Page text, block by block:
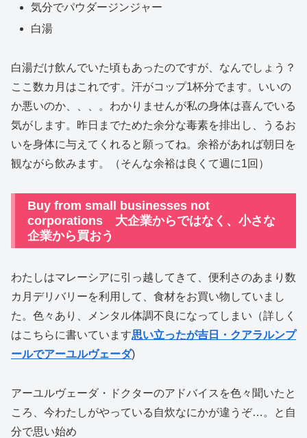
気分でパウダージンジャー
白湯
白湯だけ飲んでいた頃もあったのですが、なんでしょう？
ここ数カ月はこれです。汗がコップ1杯分でます。いいの
か悪いのか、、、。わかりませんが私の身体は喜んでいる
気がします。昨日までためた余分な毒素を排出し、うるお
いを身体に与えてくれると願ってね。余裕があれば朝日を
観ながら飲みます。（そんな余裕は良くて週に1回）
Buy from small businesses not
corporations 大企業からではなく、小さな
企業から買おう
わたしはマレーシアに引っ越してきて、便利さのあまり数
カ月デリバリーを利用して、食材をお買い物していまし
た。色々あり、メンタル体調不良になってしまい（詳しく
はこちらに書いています思い立ったが吉日・クアラルンプ
ールでアーユルヴェーダ)
アーユルヴェーダ・ドクターのアドバイスを色々聞いたと
ころ、今わたしがやっている自炊なにかが違うぞ…。と自
分で思い始め